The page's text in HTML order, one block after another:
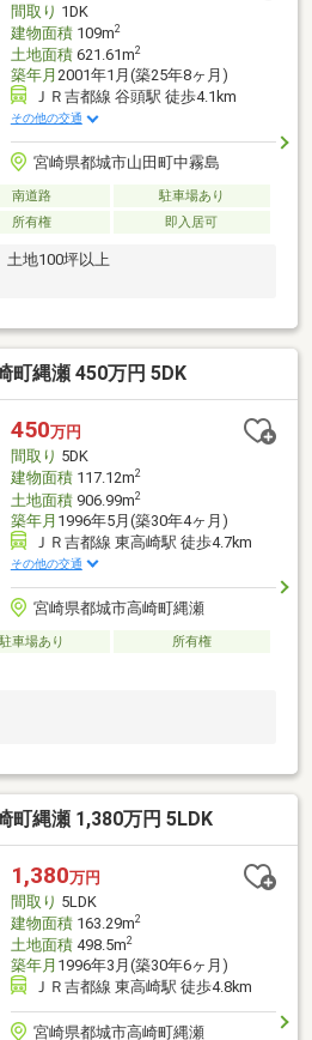
間取り 1DK
建物面積109m2
土地面積621.61m2
築年月 2001年1月(築25年8ヶ月)
ＪＲ吉都線 谷頭駅 徒歩4.1km
その他の交通
宮崎県都城市山田町中霧島
南道路
駐車場あり
所有権 即入居可
土地100坪以上
町縄瀬 450万円 5DK
450万円
間取り 5DK
建物面積117.12m2
土地面積906.99m2
築年月 1996年5月(築30年4ヶ月)
ＪＲ吉都線 東高崎駅 徒歩4.7km
その他の交通
宮崎県都城市高崎町縄瀬
駐車場あり
所有権
町縄瀬 1,380万円 5LDK
1,380万円
間取り 5LDK
建物面積163.29m2
土地面積498.5m2
築年月 1996年3月(築30年6ヶ月)
ＪＲ吉都線 東高崎駅 徒歩4.8km
宮崎県都城市高崎町縄瀬